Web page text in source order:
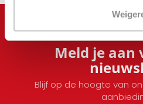
Meld je aan
Blijf op de hoogte van